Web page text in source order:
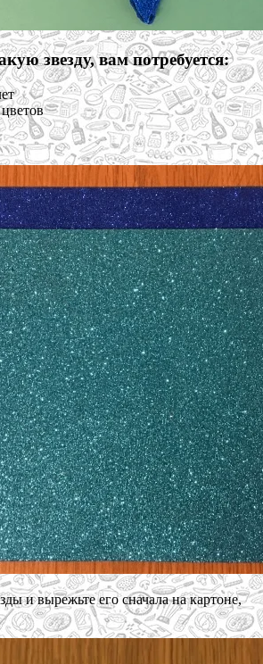
звезду, вам потребуется:
и вырежьте его сначала на картоне,